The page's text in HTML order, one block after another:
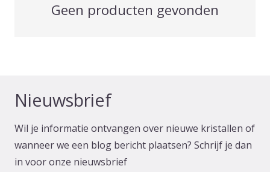
Geen producten gevonden
Nieuwsbrief
Wil je informatie ontvangen over nieuwe kristallen of
wanneer we een blog bericht plaatsen? Schrijf je dan
in voor onze nieuwsbrief